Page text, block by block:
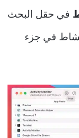
في حقل البحث
في جزء